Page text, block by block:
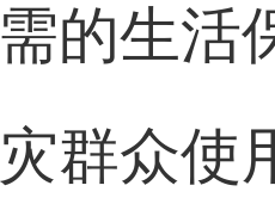
需的生活
灾群众使